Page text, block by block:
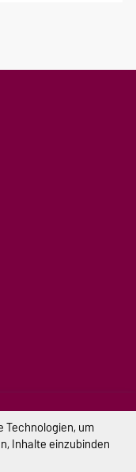
Technologien, um
Inhalte einzubinden